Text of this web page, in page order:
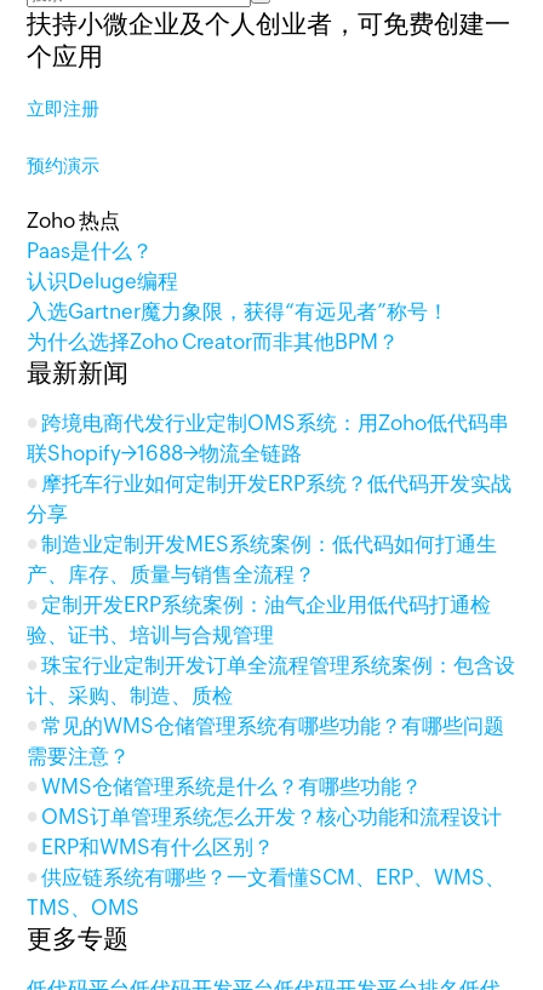
扶持小微企业及个人创业者，可免费创建一
个应用
立即注册
预约演示
Zoho 热点
Paas是什么？
认识Deluge编程
入选Gartner魔力象限，获得“有远见者”称号！
为什么选择Zoho Creator而非其他BPM？
最新新闻
跨境电商代发行业定制OMS系统：用Zoho低代码串
联Shopify→1688→物流全链路
摩托车行业如何定制开发ERP系统？低代码开发实战
分享
制造业定制开发MES系统案例：低代码如何打通生
产、库存、质量与销售全流程？
定制开发ERP系统案例：油气企业用低代码打通检
验、证书、培训与合规管理
珠宝行业定制开发订单全流程管理系统案例：包含设
计、采购、制造、质检
常见的WMS仓储管理系统有哪些功能？有哪些问题
需要注意？
WMS仓储管理系统是什么？有哪些功能？
OMS订单管理系统怎么开发？核心功能和流程设计
ERP和WMS有什么区别？
供应链系统有哪些？一文看懂SCM、ERP、WMS、
TMS、OMS
更多专题